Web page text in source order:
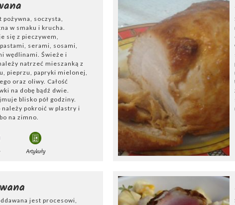
który przyda nam się w kuchni,
w trakcie
. Jest to naczynie kuchenne, służące do parzenia
przepisy na domowe szynki będą łatwiejsze.
szynkami na świecie są: szynka
Świętego Daniela,szynka serrano( jamón serrano ) oraz
iberico).
przepisy na szynkę
. Każdy znajdzie coś dla siebie.
doskonała propozycja na świąteczny obiad. Szynka dobrze
wędliny.
pożywna, soczysta,
w smaku i krucha.
się z pieczywem,
serami, sosami,
wędlinami. Świeże i
natrzeć mieszanką z
pieprzu, papryki mielonej,
oraz oliwy. Całość
na dobę bądź dwie.
blisko pół godziny.
pokroić w plastry i
na zimno.
Artykuły
jest procesowi,